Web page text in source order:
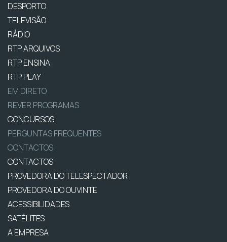
DESPORTO
TELEVISÃO
RÁDIO
RTP ARQUIVOS
RTP ENSINA
RTP PLAY
EM DIRETO
REVER PROGRAMAS
CONCURSOS
PERGUNTAS FREQUENTES
CONTACTOS
CONTACTOS
PROVEDORA DO TELESPECTADOR
PROVEDORA DO OUVINTE
ACESSIBILIDADES
SATÉLITES
A EMPRESA